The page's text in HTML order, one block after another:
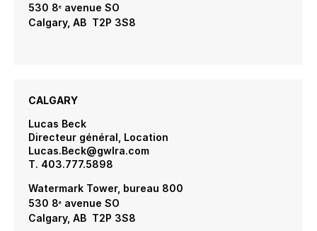
530 8e avenue SO
Calgary, AB T2P 3S8
CALGARY
Lucas Beck
Directeur général, Location
Lucas.Beck@gwlra.com
T. 403.777.5898
Watermark Tower, bureau 800
530 8e avenue SO
Calgary, AB T2P 3S8